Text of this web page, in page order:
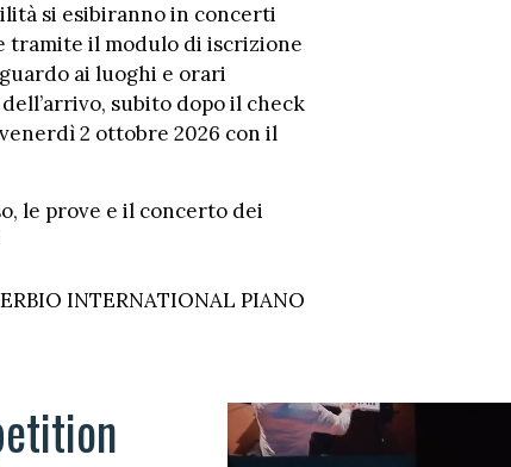
si esibiranno in concerti
tramite il modulo di iscrizione
ai luoghi e orari
subito dopo il check
2 ottobre 2026 con il
le prove e il concerto dei
INTERNATIONAL PIANO